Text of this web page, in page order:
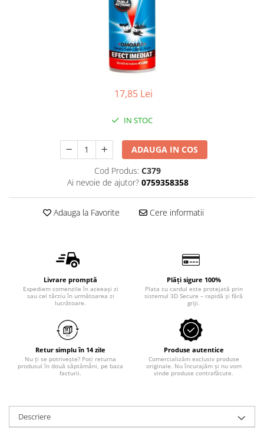
Solutii suprafete bucatarie
Prosoape de hartie si servetele
intretinere masina spalat vase
Rezerve filtru Cafea
Produse curatenie baie
Solutii suprafete baie
Odorizant toaleta
Solutii desfundat tevi
Hartie igienica
Solutie curatat geamuri
Solutie curatat podele
Solutie curatat mobila
Solutii dezinfectante
Solutie curatat covoare
Detergenti universani
17,85 Lei
IN STOC
ADAUGA IN COS
Cod Produs: C379
Ai nevoie de ajutor? 0759358358
Adauga la Favorite Cere informatii
Livrare promptă
Expediem comenzile în aceeași zi
sau cel târziu în următoarea zi
lucrătoare.
Plăți sigure 100%
Plata cu cardul este protejată prin
sistemul 3D Secure – rapidă și fără
griji.
Retur simplu în 14 zile
Nu ți se potrivește? Poți returna
produsul în două săptămâni, pe baza
facturii.
Produse autentice
Comercializăm exclusiv produse
originale. Nu încurajăm și nu vom
vinde produse contrafăcute.
Descriere